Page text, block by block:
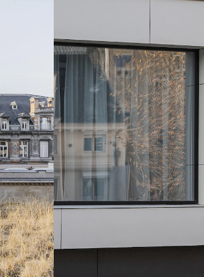
werd door zijn
te volgen. De
werd door VIVA Architecture
of working) en kreeg verschillende
het materiaalgebruik van de
vloerafwerking, aangevuld met hout
ruimtes visueel ruimer en draagt die
laten overvloedig daglicht toe,